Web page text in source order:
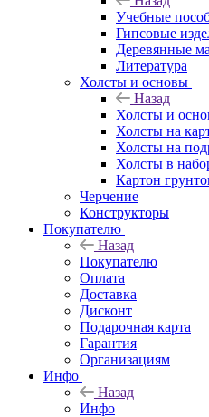
Учебные
Гипсовые
Деревянные
Литература
Холсты и основы
Назад
Холсты и
Холсты на
Холсты на
Холсты в
Картон
Черчение
Конструкторы
Покупателю
Назад
Покупателю
Оплата
Доставка
Дисконт
Подарочная карта
Гарантия
Организациям
Инфо
Назад
Инфо